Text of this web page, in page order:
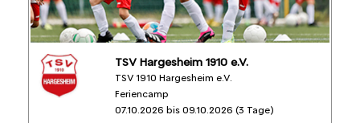
TSV Hargesheim 1910 e.V.
TSV 1910 Hargesheim e.V.
Feriencamp
07.10.2026 bis 09.10.2026 (3 Tage)